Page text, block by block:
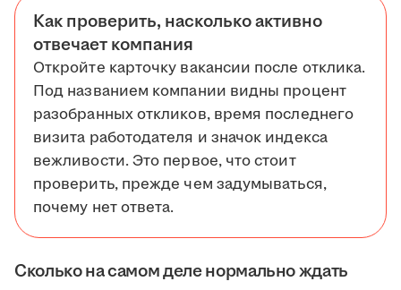
Как проверить, насколько активно
отвечает компания
Откройте карточку вакансии после отклика.
Под названием компании видны процент
разобранных откликов, время последнего
визита работодателя и значок индекса
вежливости. Это первое, что стоит
проверить, прежде чем задумываться,
почему нет ответа.
Сколько на самом деле нормально ждать